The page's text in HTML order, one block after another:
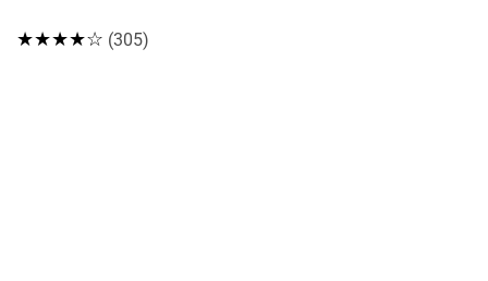
★★★★☆ (305)